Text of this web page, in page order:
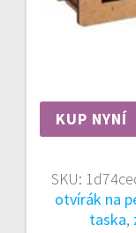
KUP NYNÍ
SKU:
otvírák na
taska,